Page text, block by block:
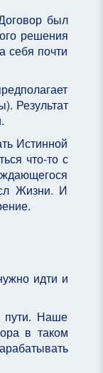
был
решения
себя почти
Результат
Истинной
что-то с
Жизни. И
идти и
пути. Наше
в таком